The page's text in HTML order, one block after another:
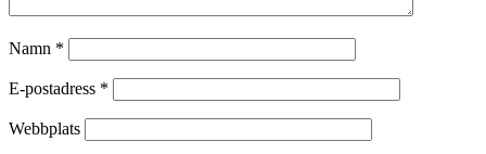
Namn *
E-postadress *
Webbplats